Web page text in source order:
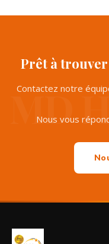
Prêt à
Contactez notre
Nous vous